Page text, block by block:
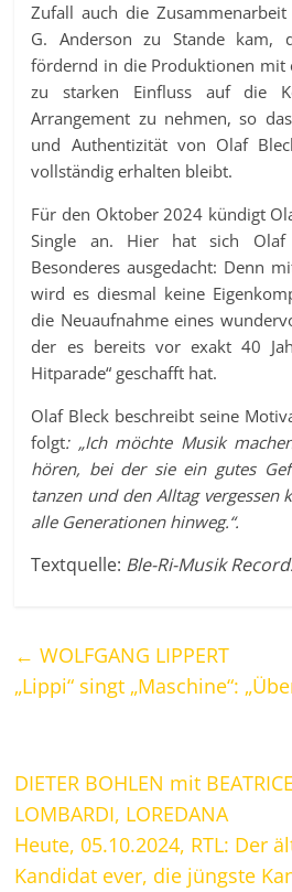
Zufall auch die
G. Anderson zu Stande kam,
fördernd in die Produktionen mit
zu starken Einfluss auf die
Arrangement zu nehmen, so
und Authentizität von Olaf
vollständig erhalten bleibt.
Für den Oktober 2024 kündigt
Single an. Hier hat sich Olaf
Besonderes ausgedacht: Denn
wird es diesmal keine
die Neuaufnahme eines
der es bereits vor exakt 40
Hitparade“ geschafft hat.
Olaf Bleck beschreibt seine
folgt: „Ich möchte Musik
hören, bei der sie ein gutes
tanzen und den Alltag vergessen
alle Generationen hinweg.“.
Textquelle: Ble-Ri-Musik
← WOLFGANG LIPPERT
„Lippi“ singt „Maschine“:
DIETER BOHLEN mit
LOMBARDI, LOREDANA
Heute, 05.10.2024, RTL: Der
Kandidat ever, die jüngste